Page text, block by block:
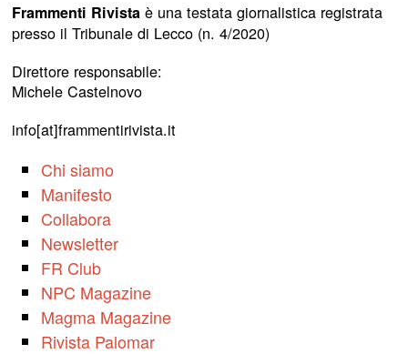
Frammenti Rivistaè una testata giornalistica registrata
presso il Tribunale di Lecco (n. 4/2020)
Direttore responsabile:
Michele Castelnovo
info[at]frammentirivista.it
Chi siamo
Manifesto
Collabora
Newsletter
FR Club
NPC Magazine
Magma Magazine
Rivista Palomar